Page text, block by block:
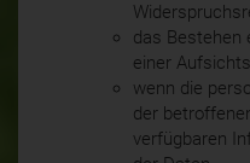
das Bestehen
einer
wenn die
der
verfügbaren